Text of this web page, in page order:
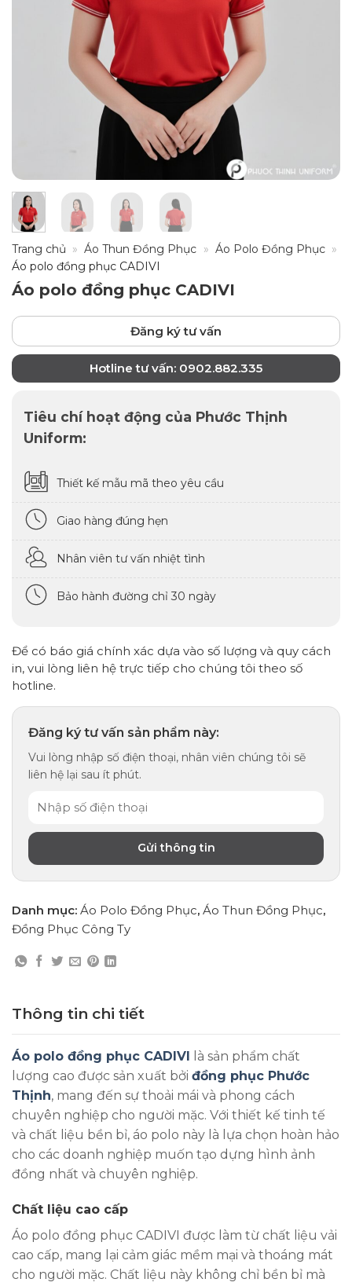
Trang chủ » Áo Thun Đồng Phục » Áo Polo Đồng Phục »
Áo polo đồng phục CADIVI
Áo polo đồng phục CADIVI
Đăng ký tư vấn
Hotline tư vấn: 0902.882.335
Tiêu chí hoạt động của Phước Thịnh
Uniform:
Thiết kế mẫu mã theo yêu cầu
Giao hàng đúng hẹn
Nhân viên tư vấn nhiệt tình
Bảo hành đường chỉ 30 ngày
Để có báo giá chính xác dựa vào số lượng và quy cách
in, vui lòng liên hệ trực tiếp cho chúng tôi theo số
hotline.
Đăng ký tư vấn sản phẩm này:
Vui lòng nhập số điện thoại, nhân viên chúng tôi sẽ
liên hệ lại sau ít phút.
Danh mục: Áo Polo Đồng Phục, Áo Thun Đồng Phục,
Đồng Phục Công Ty
Thông tin chi tiết
Áo polo đồng phục CADIVI là sản phẩm chất
lượng cao được sản xuất bởi đồng phục Phước
Thịnh, mang đến sự thoải mái và phong cách
chuyên nghiệp cho người mặc. Với thiết kế tinh tế
và chất liệu bền bỉ, áo polo này là lựa chọn hoàn hảo
cho các doanh nghiệp muốn tạo dựng hình ảnh
đồng nhất và chuyên nghiệp.
Chất liệu cao cấp
Áo polo đồng phục CADIVI được làm từ chất liệu vải
cao cấp, mang lại cảm giác mềm mại và thoáng mát
cho người mặc. Chất liệu này không chỉ bền bỉ mà